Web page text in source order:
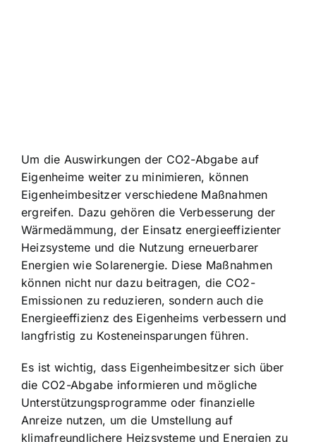
Um die Auswirkungen der CO2-Abgabe auf
Eigenheime weiter zu minimieren, können
Eigenheimbesitzer verschiedene Maßnahmen
ergreifen. Dazu gehören die Verbesserung der
Wärmedämmung, der Einsatz energieeffizienter
Heizsysteme und die Nutzung erneuerbarer
Energien wie Solarenergie. Diese Maßnahmen
können nicht nur dazu beitragen, die CO2-
Emissionen zu reduzieren, sondern auch die
Energieeffizienz des Eigenheims verbessern und
langfristig zu Kosteneinsparungen führen.
Es ist wichtig, dass Eigenheimbesitzer sich über
die CO2-Abgabe informieren und mögliche
Unterstützungsprogramme oder finanzielle
Anreize nutzen, um die Umstellung auf
klimafreundlichere Heizsysteme und Energien zu